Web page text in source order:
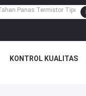
KONTROL KUALITAS